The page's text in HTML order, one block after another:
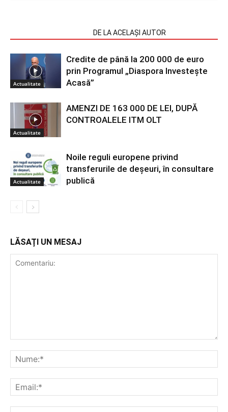
DE LA ACELAȘI AUTOR
Actualitate
Credite de până la 200 000 de euro
prin Programul „Diaspora Investește
Acasă”
Actualitate
AMENZI DE 163 000 DE LEI, DUPĂ
CONTROALELE ITM OLT
Actualitate
Noile reguli europene privind
transferurile de deșeuri, în consultare
publică
LĂSAȚI UN MESAJ